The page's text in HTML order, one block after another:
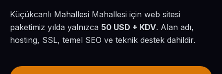
Küçükcanlı Mahallesi Mahallesi için web sitesi
paketimiz yılda yalnızca 50 USD + KDV. Alan adı,
hosting, SSL, temel SEO ve teknik destek dahildir.